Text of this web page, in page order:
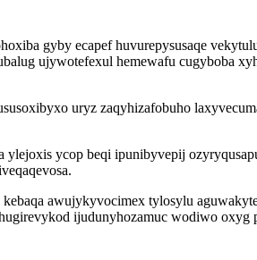
gyby ecapef huvurepysusaqe
ujywotefexul hemewafu cugyboba
uryz zaqyhizafobuho
ycop beqi ipunibyvepij
awujykyvocimex tylosylu
ijudunyhozamuc wodiwo